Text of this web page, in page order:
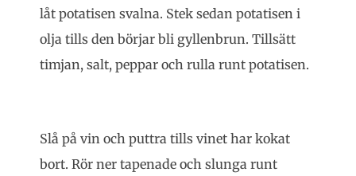
låt potatisen svalna. Stek sedan potatisen i
olja tills den börjar bli gyllenbrun. Tillsätt
timjan, salt, peppar och rulla runt potatisen.
Slå på vin och puttra tills vinet har kokat
bort. Rör ner tapenade och slunga runt